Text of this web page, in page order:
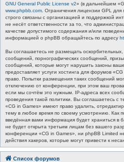
GNU General Public License v2» (в дальнейшем
www.phpbb.com . Ограничения лицензии GPL
строго связаны с организацией и поддержкой
не несёт ответственности за то, что
качестве допустимого содержания и/или
информацией о phpBB обращайтесь по адресу
Вы соглашаетесь не размещать
сообщений, порнографических сообщений,
сообщений, которые могут нарушить законы
предоставляет услуги хостинга для форумов
право. Попытки размещения таких сообщений
отключению от конференции, при этом ваш
если мы сочтём это нужным. IP-адреса всех
проведения такой политики. Вы соглашаетесь с
«CG in Games» имеют право удалить,
тему в любое время по своему усмотрению. Как
введённая вами информация будет храниться в
не будет открыта третьим лицам без вашего
конференции «CG in Games», ни phpBB Limited
действия хакеров, которые могут привести к
Список форумов